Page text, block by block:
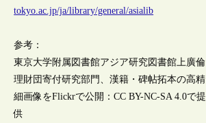
tokyo.ac.jp/ja/library/general/asialib
参考：
東京大学附属図書館アジア研究図書館上廣倫
理財団寄付研究部門、漢籍・碑帖拓本の高精
細画像をFlickrで公開：CC BY-NC-SA 4.0で提
供